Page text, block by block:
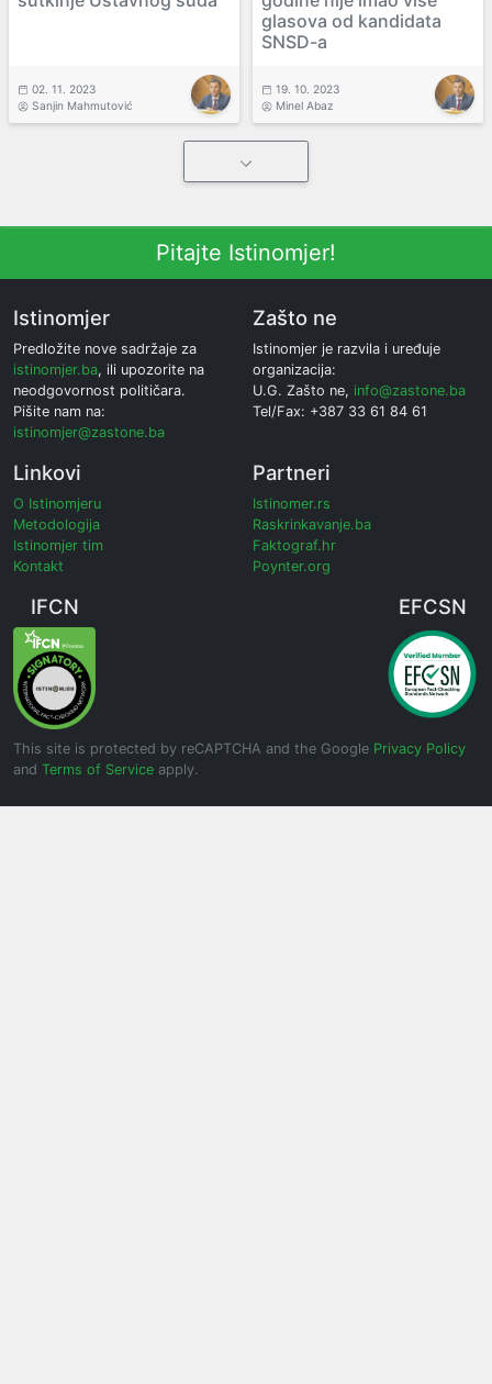
02. 11. 2023
Sanjin Mahmutović
glasova od kandidata
SNSD-a
19. 10. 2023
Minel Abaz
Pitajte Istinomjer!
Istinomjer
Predložite nove sadržaje za
istinomjer.ba, ili upozorite na
neodgovornost političara.
Pišite nam na:
istinomjer@zastone.ba
Zašto ne
Istinomjer je razvila i uređuje
organizacija:
U.G. Zašto ne, info@zastone.ba
Tel/Fax: +387 33 61 84 61
Linkovi
O Istinomjeru
Metodologija
Istinomjer tim
Kontakt
Partneri
Istinomer.rs
Raskrinkavanje.ba
Faktograf.hr
Poynter.org
IFCN EFCSN
This site is protected by reCAPTCHA and the Google Privacy Policy
and Terms of Service apply.